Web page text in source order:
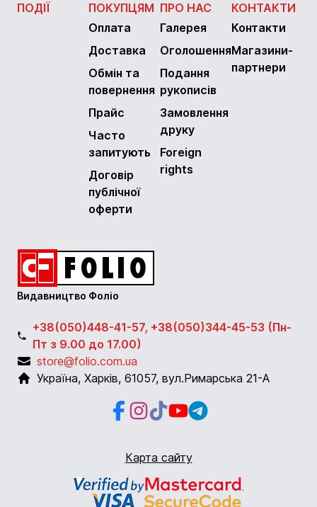
ПОДІЇ
ПОКУПЦЯМ
Оплата
Доставка
Обмін та
повернення
Прайс
Часто
запитують
Договір
публічної
оферти
ПРО НАС
Галерея
Оголошення
Подання
рукописів
Замовлення
друку
Foreign
rights
КОНТАКТИ
Контакти
Магазини-
партнери
Видавництво Фоліо
+38(050)448-41-57, +38(050)344-45-53 (Пн-
Пт з 9.00 до 17.00)
store@folio.com.ua
Україна, Харків, 61057, вул.Римарська 21-А
Facebook
Instagram
Instagram
YoutubeTelegram
Карта сайту